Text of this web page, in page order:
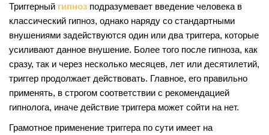
Триггерный гипноз подразумевает введение человека в
классический гипноз, однако наряду со стандартными
внушениями задействуются один или два триггера, которые
усиливают данное внушение. Более того после гипноза, как
сразу, так и через несколько месяцев, лет или десятилетий,
триггер продолжает действовать. Главное, его правильно
применять, в строгом соответствии с рекомендацией
гипнолога, иначе действие триггера может сойти на нет.
Грамотное применение триггера по сути имеет на